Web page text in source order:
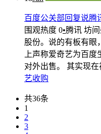
百度公关部回复说腾
围观热度 0•腾讯 坊
股份。说的有板有眼
上声称爱奇艺为百
对外出售。 其实现
艺收购
共36条
1
2
3